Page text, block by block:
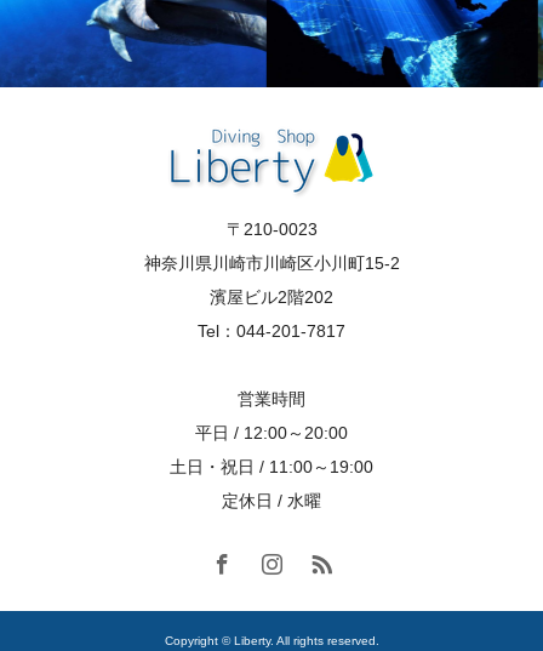
〒210-0023
神奈川県川崎市川崎区小川町15-2
濱屋ビル2階202
Tel：044-201-7817
営業時間
平日 / 12:00～20:00
土日・祝日 / 11:00～19:00
定休日 / 水曜
Copyright © Liberty. All rights reserved.